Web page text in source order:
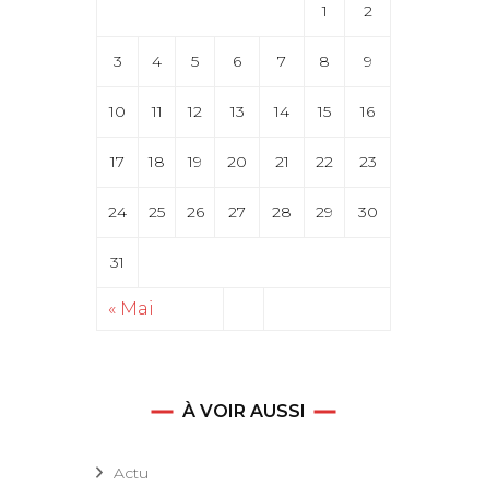
1 2
3 4 5 6 7 8 9
10 11 12 13 14 15 16
17 18 19 20 21 22 23
24 25 26 27 28 29 30
31
« Mai
À VOIR AUSSI
Actu